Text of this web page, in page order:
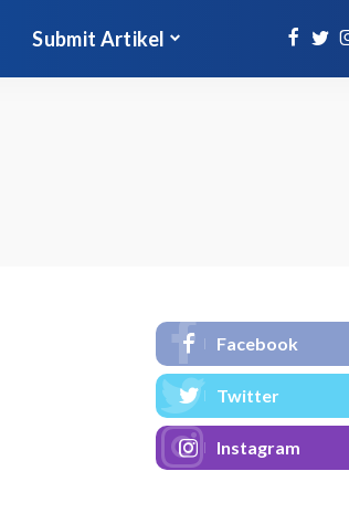
Submit Artikel
Facebook
Twitter
Instagram